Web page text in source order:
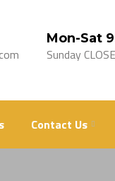
Mon-Sat
Sunday
Contact Us